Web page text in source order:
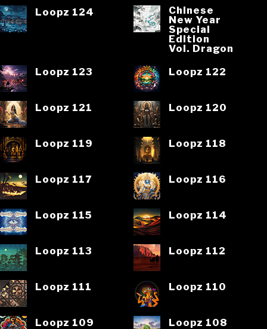
Loopz 124
Chinese
New Year
Special
Edition
Vol. Dragon
Loopz 123
Loopz 122
Loopz 121 Loopz 120
Loopz 119 Loopz 118
Loopz 117 Loopz 116
Loopz 115 Loopz 114
Loopz 113 Loopz 112
Loopz 111 Loopz 110
Loopz 109 Loopz 108